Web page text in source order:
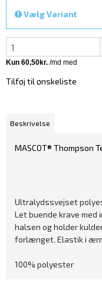
Vælg Variant
Tilføj til ønskeliste
Beskrivelse
MASCOT® Thompson
Ultralydssvejset
Let buende krave
halsen og holder
forlænget. Elastik i
100% polyester